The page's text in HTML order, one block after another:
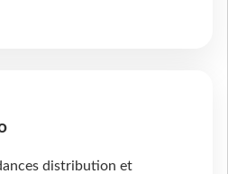
distribution et